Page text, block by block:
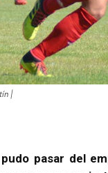
|
pasar del